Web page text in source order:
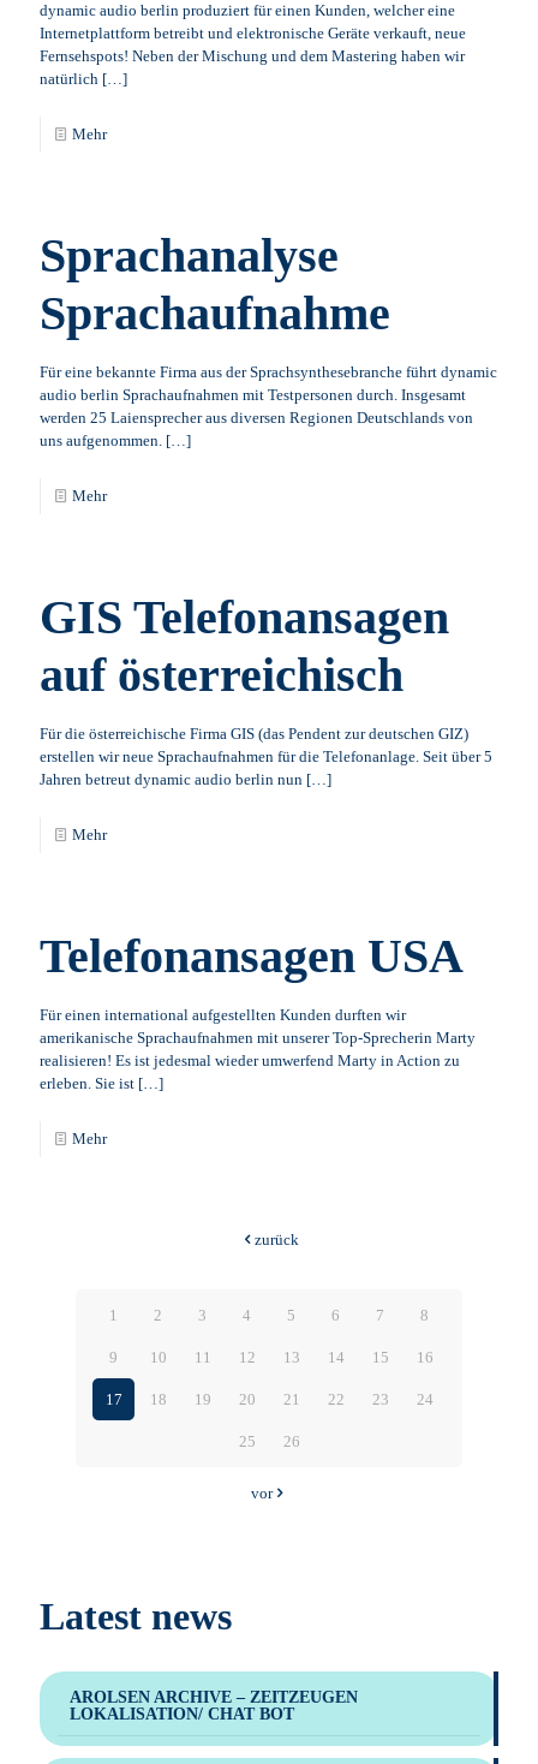
dynamic audio berlin produziert für einen Kunden, welcher eine
Internetplattform betreibt und elektronische Geräte verkauft, neue
Fernsehspots! Neben der Mischung und dem Mastering haben wir
natürlich […]
Mehr
Sprachanalyse
Sprachaufnahme
Für eine bekannte Firma aus der Sprachsynthesebranche führt dynamic
audio berlin Sprachaufnahmen mit Testpersonen durch. Insgesamt
werden 25 Laiensprecher aus diversen Regionen Deutschlands von
uns aufgenommen. […]
Mehr
GIS Telefonansagen
auf österreichisch
Für die österreichische Firma GIS (das Pendent zur deutschen GIZ)
erstellen wir neue Sprachaufnahmen für die Telefonanlage. Seit über 5
Jahren betreut dynamic audio berlin nun […]
Mehr
Telefonansagen USA
Für einen international aufgestellten Kunden durften wir
amerikanische Sprachaufnahmen mit unserer Top-Sprecherin Marty
realisieren! Es ist jedesmal wieder umwerfend Marty in Action zu
erleben. Sie ist […]
Mehr
zurück
1 2 3 4 5 6 7 8
9 10 11 12 13 14 15 16
17 18 19 20 21 22 23 24
25 26
vor
Latest news
AROLSEN ARCHIVE – ZEITZEUGEN
LOKALISATION/ CHAT BOT